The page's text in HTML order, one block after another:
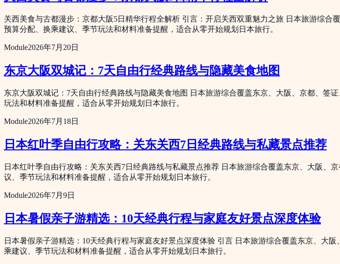
关西美食与古都漫步：京都大阪5日精华行程全解析 引言：开启关西双重魅力之旅 日本旅游综
预算分配、换乘建议、季节玩法和材料准备提醒，适合从零开始规划日本旅行。
Module2026年7月20日
东京大阪双城记：7天自由行经典路线与隐藏美食地图
东京大阪双城记：7天自由行经典路线与隐藏美食地图 日本旅游综合覆盖东京、大阪、京都、
玩法和材料准备提醒，适合从零开始规划日本旅行。
Module2026年7月18日
日本红叶季自由行攻略：关东关西7日经典路线与私藏景点推荐
日本红叶季自由行攻略：关东关西7日经典路线与私藏景点推荐 日本旅游综合覆盖东京、大阪
议、季节玩法和材料准备提醒，适合从零开始规划日本旅行。
Module2026年7月9日
日本暑假亲子游精选：10天经典行程与家庭友好景点深度体验
日本暑假亲子游精选：10天经典行程与家庭友好景点深度体验 引言 日本旅游综合覆盖东京、大
乘建议、季节玩法和材料准备提醒，适合从零开始规划日本旅行。